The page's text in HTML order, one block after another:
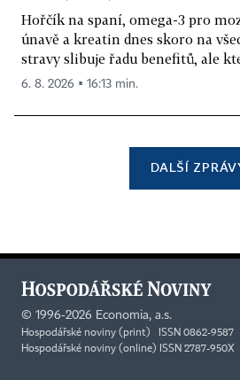
Hořčík na spaní, omega-3 pro
únavě a kreatin dnes skoro na
stravy slibuje řadu benefitů, ale
6. 8. 2026 ▪ 16:13 min.
DALŠÍ
© 1996-2026 Economia, a.s.
Hospodářské noviny (print) ISSN 0862-9587
Hospodářské noviny (online) ISSN 2787-950X